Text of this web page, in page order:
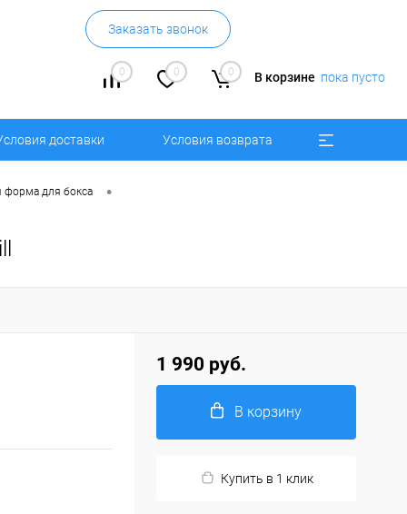
Заказать звонок
0 0 0 В корзине пока пусто
доставки Условия возврата
форма для бокса •
1 990 руб.
В корзину
Купить в 1 клик